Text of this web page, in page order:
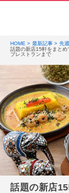
HOME 最新記事
先
話題の新店15軒をまとめ
ブレストランまで
話題の新店